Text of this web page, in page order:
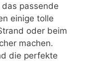
passende
einige tolle
oder beim
machen.
die perfekte